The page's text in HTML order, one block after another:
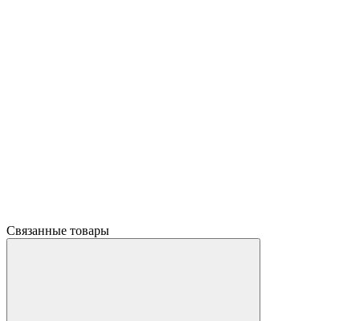
Связанные товары